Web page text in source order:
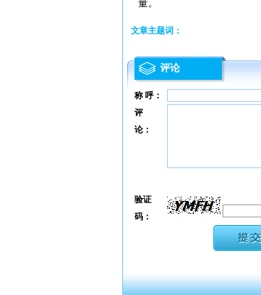
量。
文章主题词：
评论
称 呼：
评
论：
验证
码：